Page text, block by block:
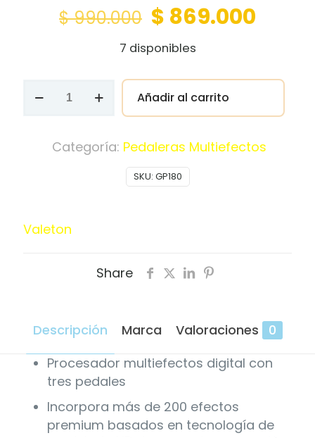
$990.000 Original
price
was:
$ 990.000.
$ 869.000
$
7 disponibles
Multiefectos
Añadir al carrito
SKU: GP180
Categoría: Pedaleras Multiefectos
Valeton
Share
Descripción Marca Valoraciones
0
Procesador multiefectos digital con
tres pedales
Incorpora más de 200 efectos
premium basados ​​en tecnología de